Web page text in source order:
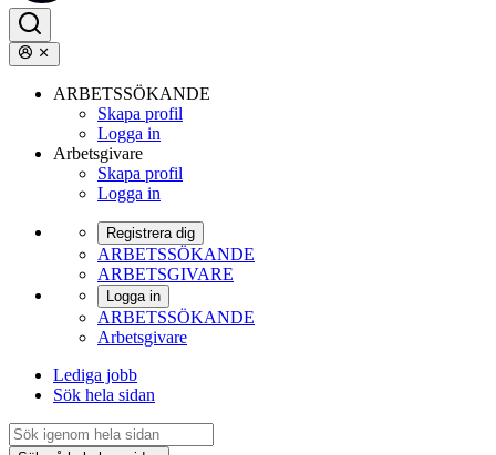
ARBETSSÖKANDE
Skapa profil
Logga in
Arbetsgivare
Skapa profil
Logga in
Registrera dig
ARBETSSÖKANDE
ARBETSGIVARE
Logga in
ARBETSSÖKANDE
Arbetsgivare
Lediga jobb
Sök hela sidan